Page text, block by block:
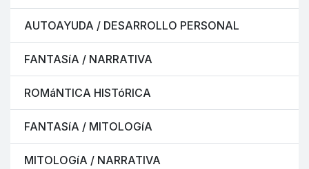
AUTOAYUDA / DESARROLLO PERSONAL
FANTASíA / NARRATIVA
ROMáNTICA HISTóRICA
FANTASíA / MITOLOGíA
MITOLOGíA / NARRATIVA